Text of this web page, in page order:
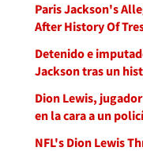
Paris Jackson's
After History Of
Detenido e
Jackson tras un
Dion Lewis,
en la cara a un
NFL's Dion Lewis